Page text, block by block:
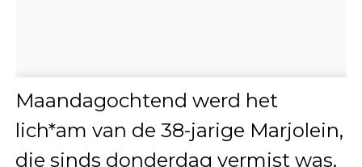
Maandagochtend werd het
lich*am van de 38-jarige Marjolein,
die sinds donderdag vermist was,